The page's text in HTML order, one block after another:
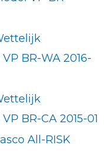
BR-WA 2016-
BR-CA 2015-01
All-RISK